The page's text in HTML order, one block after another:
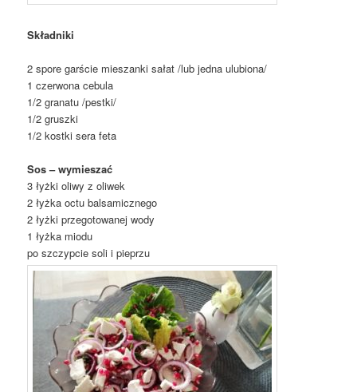
Składniki
2 spore garście mieszanki sałat /lub jedna ulubiona/
1 czerwona cebula
1/2 granatu /pestki/
1/2 gruszki
1/2 kostki sera feta
Sos – wymieszać
3 łyżki oliwy z oliwek
2 łyżka octu balsamicznego
2 łyżki przegotowanej wody
1 łyżka miodu
po szczypcie soli i pieprzu